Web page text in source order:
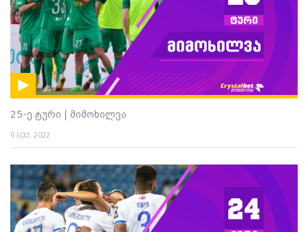
25-ე ტური | მიმოხილვა
6 სექ. 2022